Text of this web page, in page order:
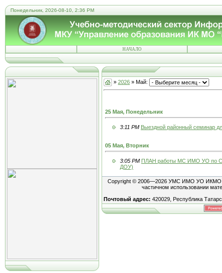
Понедельник, 2026-08-10, 2:36 PM
НАЧАЛО
» 2026 » Май:
25 Мая, Понедельник
3:11 PM Выездной районный семинар
05 Мая, Вторник
3:05 PM ПЛАН работы МС ИМО УО по
ДОУ)
Copyright © 2006—2026 УМС ИМО УО ИКМО
частичном использовании
Почтовый адрес: 420029, Республика